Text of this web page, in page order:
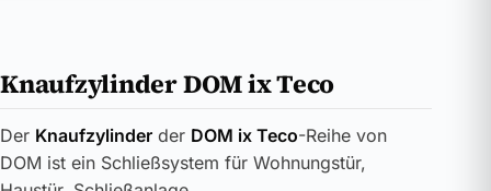
Knaufzylinder DOM ix Teco
Der Knaufzylinder der DOM ix Teco-Reihe von
DOM ist ein Schließsystem für Wohnungstür,